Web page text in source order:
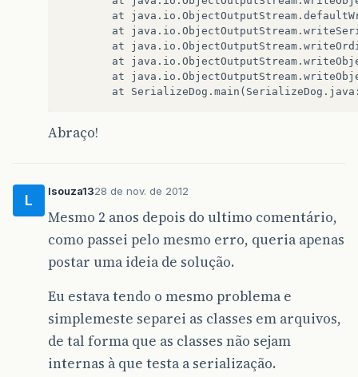
at
at
at
at
at
Abraço!
L
lsouza1328 de nov. de 2012
Mesmo 2 anos depois do ultimo comentário,
como passei pelo mesmo erro, queria apenas
postar uma ideia de solução.
Eu estava tendo o mesmo problema e
simplemeste separei as classes em arquivos,
de tal forma que as classes não sejam
internas à que testa a serialização.